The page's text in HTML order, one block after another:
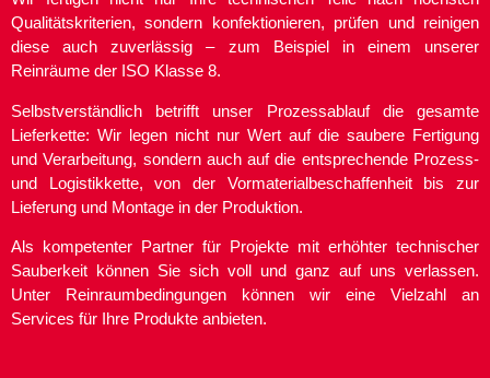
Qualitätskriterien, sondern konfektionieren, prüfen und reinigen
diese auch zuverlässig – zum Beispiel in einem unserer
Reinräume der ISO Klasse 8.
Selbstverständlich betrifft unser Prozessablauf die gesamte
Lieferkette: Wir legen nicht nur Wert auf die saubere Fertigung
und Verarbeitung, sondern auch auf die entsprechende Prozess-
und Logistikkette, von der Vormaterialbeschaffenheit bis zur
Lieferung und Montage in der Produktion.
Als kompetenter Partner für Projekte mit erhöhter technischer
Sauberkeit können Sie sich voll und ganz auf uns verlassen.
Unter Reinraumbedingungen können wir eine Vielzahl an
Services für Ihre Produkte anbieten.